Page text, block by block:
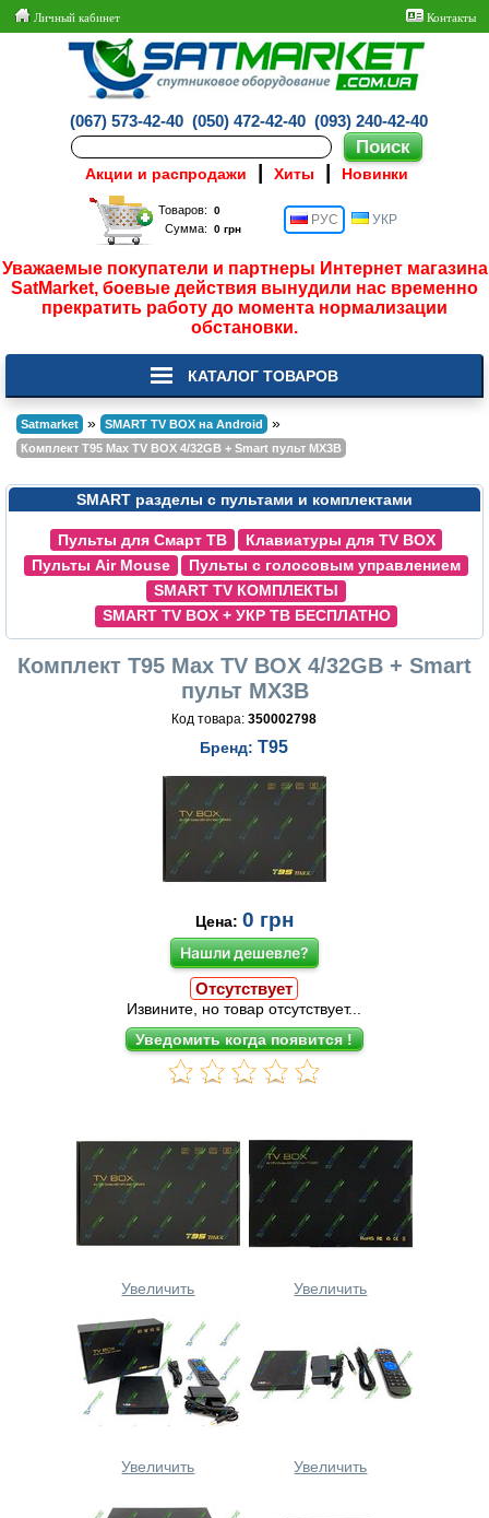
Личный кабинет Контакты
(067) 573-42-40 (050) 472-42-40 (093) 240-42-40
Акции и распродажи Хиты Новинки
Товаров:
Сумма:
РУС УКР
Уважаемые покупатели и партнеры Интернет магазина
SatMarket, боевые действия вынудили нас временно
прекратить работу до момента нормализации
обстановки.
КАТАЛОГ ТОВАРОВ
Satmarket » SMART TV BOX на Android »
Комплект T95 Max TV BOX 4/32GB + Smart пульт MX3B
SMART разделы с пультами и комплектами
Пульты для Смарт ТВ
Клавиатуры для TV BOX
Пульты Air Mouse
Пульты с голосовым управлением
SMART TV КОМПЛЕКТЫ
SMART TV BOX + УКР ТВ БЕСПЛАТНО
Комплект T95 Max TV BOX 4/32GB + Smart
пульт MX3B
Код товара:350002798
Бренд:T95
Цена: 0 грн
Нашли дешевле?
Отсутствует
Извините, но товар отсутствует...
Увеличить Увеличить
Увеличить Увеличить